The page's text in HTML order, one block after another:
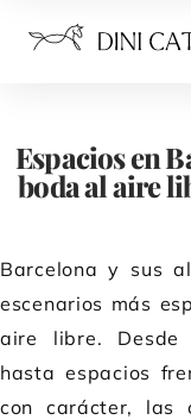
Espacios en
boda al aire
Barcelona y sus
escenarios más
aire libre. Desde
hasta espacios
con carácter, las